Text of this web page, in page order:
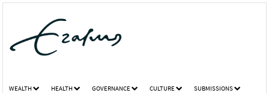
WEALTH HEALTH GOVERNANCE CULTURE SUBMISSIONS